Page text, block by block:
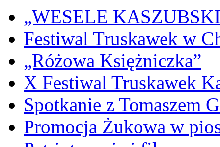
„WESELE
Festiwal Truskawek w
„Różowa Księżniczka”
X Festiwal Truskawek
Spotkanie z Tomaszem
Promocja Żukowa w